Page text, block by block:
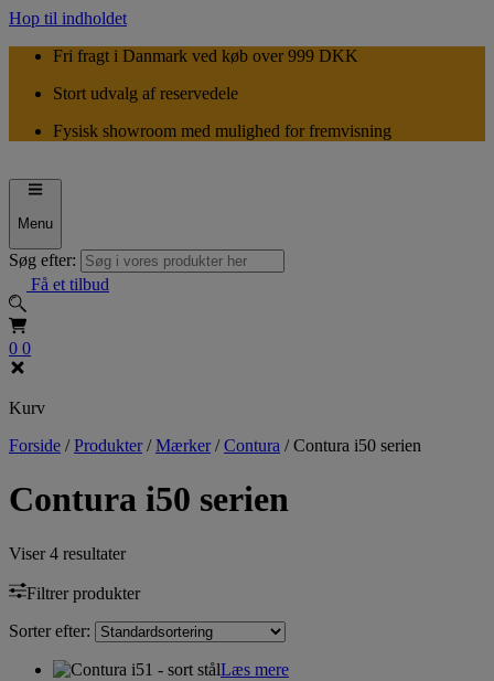
Hop til indholdet
Fri fragt i Danmark ved køb over 999 DKK
Stort udvalg af reservedele
Fysisk showroom med mulighed for fremvisning
Menu
Søg efter:
Få et tilbud
0 0
Kurv
Forside /Produkter /Mærker /Contura /Contura i50 serien
Contura i50 serien
Viser 4 resultater
Filtrer produkter
Sorter efter:
Læs mere